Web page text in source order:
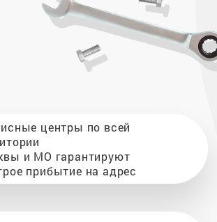
центры по всей
и МО гарантируют
прибытие на адрес